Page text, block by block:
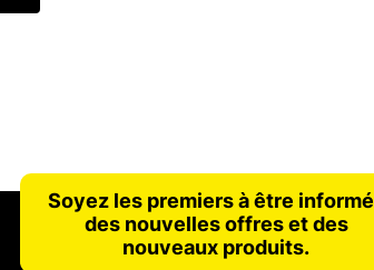
Soyez les premiers à être
des nouvelles offres et des
nouveaux produits.